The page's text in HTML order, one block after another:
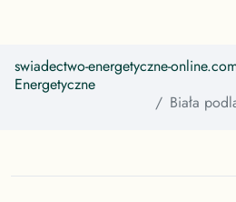
swiadectwo-energetyczne-
Energetyczne
Biała